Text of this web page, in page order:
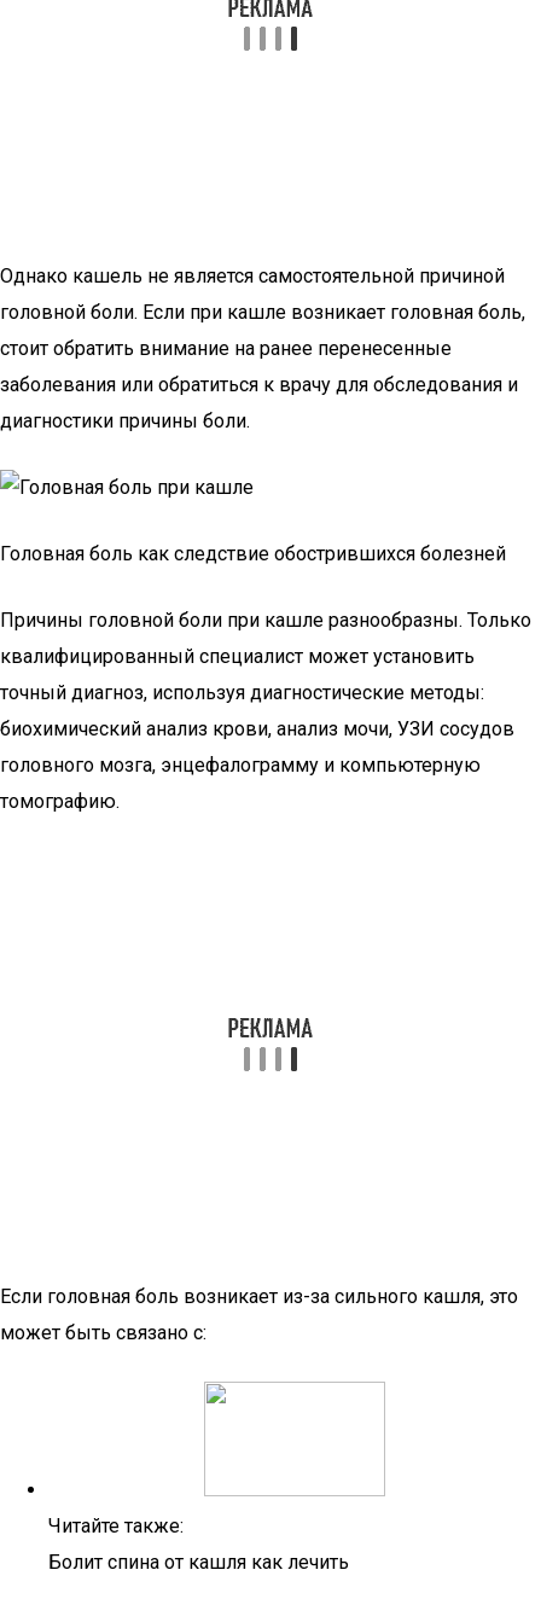
Однако кашель не является самостоятельной причиной
головной боли. Если при кашле возникает головная боль,
стоит обратить внимание на ранее перенесенные
заболевания или обратиться к врачу для обследования и
диагностики причины боли.
Головная боль как следствие обострившихся болезней
Причины головной боли при кашле разнообразны. Только
квалифицированный специалист может установить
точный диагноз, используя диагностические методы:
биохимический анализ крови, анализ мочи, УЗИ сосудов
головного мозга, энцефалограмму и компьютерную
томографию.
Если головная боль возникает из-за сильного кашля, это
может быть связано с:
Читайте также:
Болит спина от кашля как лечить